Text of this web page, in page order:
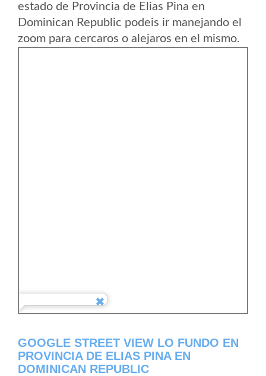
estado de Provincia de Elias Pina en
Dominican Republic podeis ir manejando el
zoom para cercaros o alejaros en el mismo.
GOOGLE STREET VIEW LO FUNDO EN
PROVINCIA DE ELIAS PINA EN
DOMINICAN REPUBLIC